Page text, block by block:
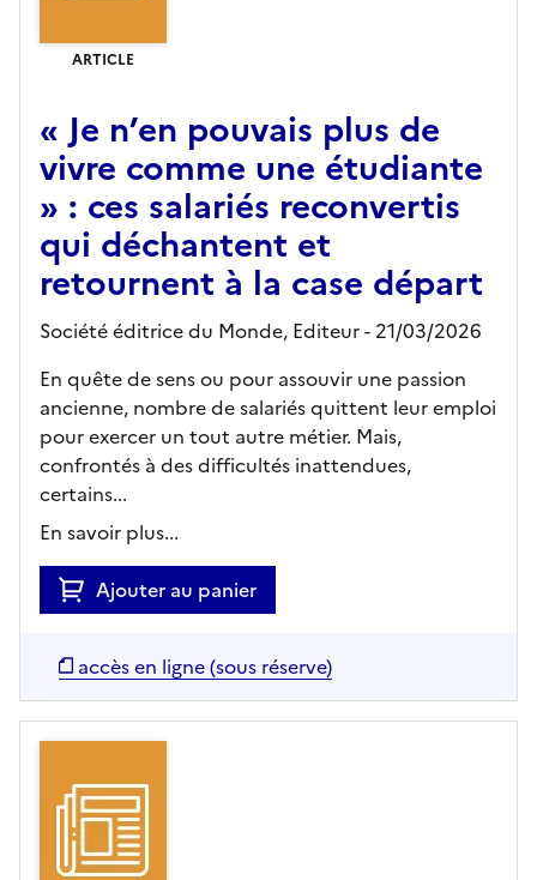
ARTICLE
« Je n’en pouvais plus de
vivre comme une étudiante
» : ces salariés reconvertis
qui déchantent et
retournent à la case départ
Société éditrice du Monde, Editeur- 21/03/2026
En quête de sens ou pour assouvir une passion
ancienne, nombre de salariés quittent leur emploi
pour exercer un tout autre métier. Mais,
confrontés à des difficultés inattendues,
certains...
En savoir plus...
Ajouter au panier
accès en ligne (sous réserve)